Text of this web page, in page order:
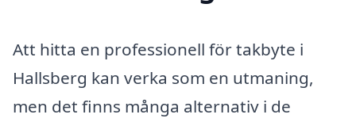
Att hitta en professionell för takbyte i
Hallsberg kan verka som en utmaning,
men det finns många alternativ i de